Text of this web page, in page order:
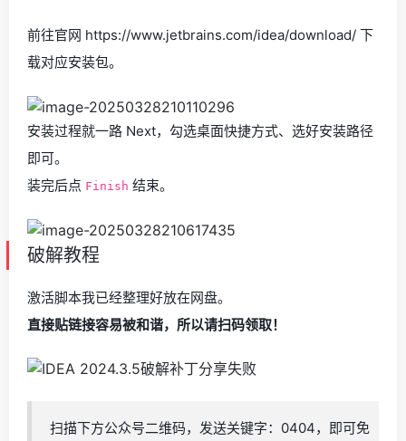
前往官网 https://www.jetbrains.com/idea/download/ 下
载对应安装包。
安装过程就一路 Next，勾选桌面快捷方式、选好安装路径
即可。
装完后点 Finish 结束。
破解教程
激活脚本我已经整理好放在网盘。
直接贴链接容易被和谐，所以请扫码领取！
扫描下方公众号二维码，发送关键字：0404，即可免